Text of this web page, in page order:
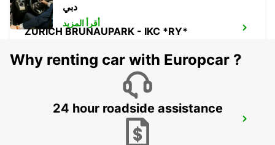
ZURICH BRUNAUPARK - IKC *RY*
ZURICH JOSEFSTRASSE - IKC *RY*
دبي
أقرأ المزيد
Why renting car with Europcar ?
24 hour roadside assistance